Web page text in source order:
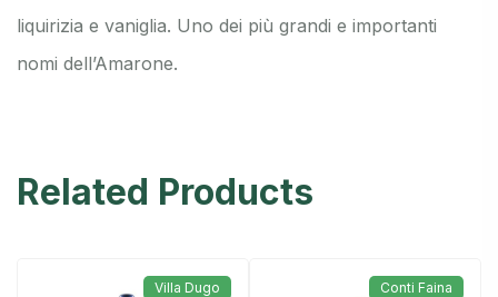
liquirizia e vaniglia. Uno dei più grandi e importanti
nomi dell’Amarone.
Related Products
Villa Dugo Conti Faina